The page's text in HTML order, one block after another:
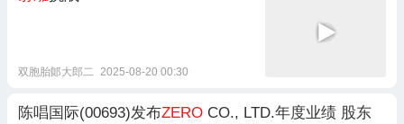
双胞胎郞大郎二 2025-08-20 00:30
陈唱国际(00693)发布ZERO CO., LTD.年度业绩 股东